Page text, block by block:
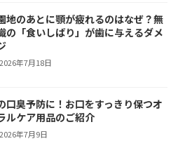
地のあとに顎が疲れるのはなぜ？無
の「食いしばり」が歯に与えるダメ
2026年7月18日
口臭予防に！お口をすっきり保つオ
ルケア用品のご紹介
2026年7月9日